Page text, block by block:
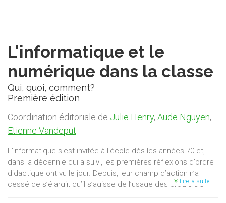
L'informatique et le
numérique dans la classe
Qui, quoi, comment?
Première édition
Coordination éditoriale de Julie Henry, Aude Nguyen,
Etienne Vandeput
L'informatique s'est invitée à l'école dès les années 70 et,
dans la décennie qui a suivi, les premières réflexions d'ordre
didactique ont vu le jour. Depuis, leur champ d’action n’a
cessé de s’élargir, qu’il s’agisse de l’usage des progiciels
Lire la suite